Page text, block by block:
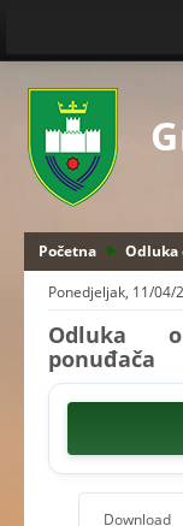
Početna
Odluka
Ponedjeljak, 11/04/
Odluka
ponuđača
Download